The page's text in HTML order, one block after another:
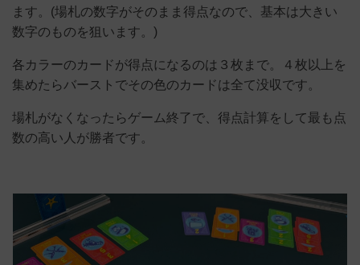
ます。(場札の数字がそのまま得点なので、基本は大きい
数字のものを狙います。)
各カラーのカードが得点になるのは３枚まで。４枚以上を
集めたらバーストでその色のカードは全て没収です。
場札がなくなったらゲーム終了で、得点計算をして最も点
数の高い人が勝者です。